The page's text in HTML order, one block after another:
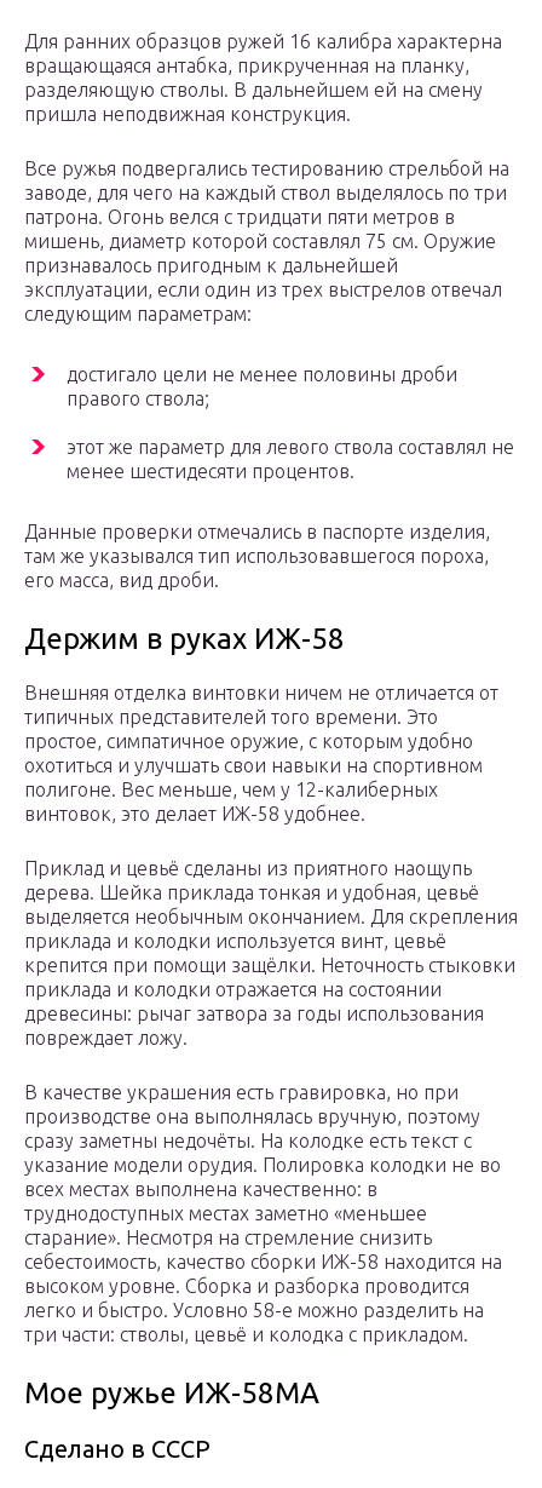
Для ранних образцов ружей 16 калибра характерна
вращающаяся антабка, прикрученная на планку,
разделяющую стволы. В дальнейшем ей на смену
пришла неподвижная конструкция.
Все ружья подвергались тестированию стрельбой на
заводе, для чего на каждый ствол выделялось по три
патрона. Огонь велся с тридцати пяти метров в
мишень, диаметр которой составлял 75 см. Оружие
признавалось пригодным к дальнейшей
эксплуатации, если один из трех выстрелов отвечал
следующим параметрам:
достигало цели не менее половины дроби
правого ствола;
этот же параметр для левого ствола составлял не
менее шестидесяти процентов.
Данные проверки отмечались в паспорте изделия,
там же указывался тип использовавшегося пороха,
его масса, вид дроби.
Держим в руках ИЖ-58
Внешняя отделка винтовки ничем не отличается от
типичных представителей того времени. Это
простое, симпатичное оружие, с которым удобно
охотиться и улучшать свои навыки на спортивном
полигоне. Вес меньше, чем у 12-калиберных
винтовок, это делает ИЖ-58 удобнее.
Приклад и цевьё сделаны из приятного наощупь
дерева. Шейка приклада тонкая и удобная, цевьё
выделяется необычным окончанием. Для скрепления
приклада и колодки используется винт, цевьё
крепится при помощи защёлки. Неточность стыковки
приклада и колодки отражается на состоянии
древесины: рычаг затвора за годы использования
повреждает ложу.
В качестве украшения есть гравировка, но при
производстве она выполнялась вручную, поэтому
сразу заметны недочёты. На колодке есть текст с
указание модели орудия. Полировка колодки не во
всех местах выполнена качественно: в
труднодоступных местах заметно «меньшее
старание». Несмотря на стремление снизить
себестоимость, качество сборки ИЖ-58 находится на
высоком уровне. Сборка и разборка проводится
легко и быстро. Условно 58-е можно разделить на
три части: стволы, цевьё и колодка с прикладом.
Мое ружье ИЖ-58МА
Сделано в СССР